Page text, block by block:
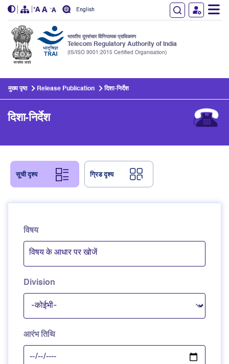
English
भारतीय दूरसंचार विनियामक प्राधिकरण
Telecom Regulatory Authority of India
(IS/ISO 9001:2015 Certified Organisation)
मुख्य पृष्ठ Release Publication दिशा-निर्देश
दिशा-निर्देश
सूची दृश्य ग्रिड दृश्य
विषय
Division
आरंभ तिथि